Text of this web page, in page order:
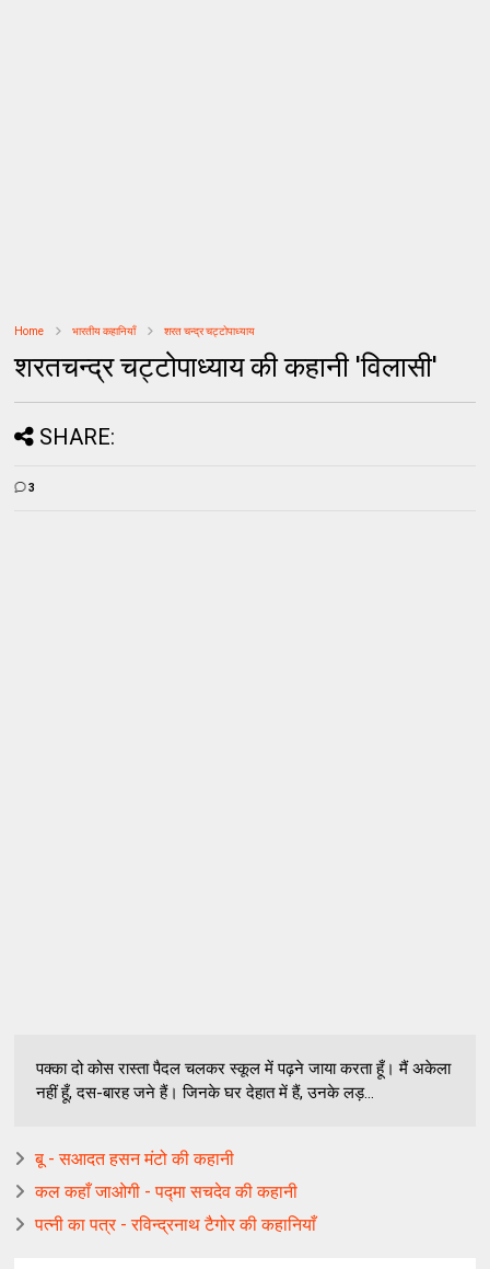
Home भारतीय कहानियाँ शरत चन्द्र चट्टोपाध्याय
शरतचन्द्र चट्टोपाध्याय की कहानी 'विलासी'
SHARE:
3
पक्का दो कोस रास्ता पैदल चलकर स्कूल में पढ़ने जाया करता हूँ। मैं अकेला
नहीं हूँ, दस-बारह जने हैं। जिनके घर देहात में हैं, उनके लड़...
बू - सआदत हसन मंटो की कहानी
कल कहाँ जाओगी - पद्मा सचदेव की कहानी
पत्नी का पत्र - रविन्द्रनाथ टैगोर की कहानियाँ